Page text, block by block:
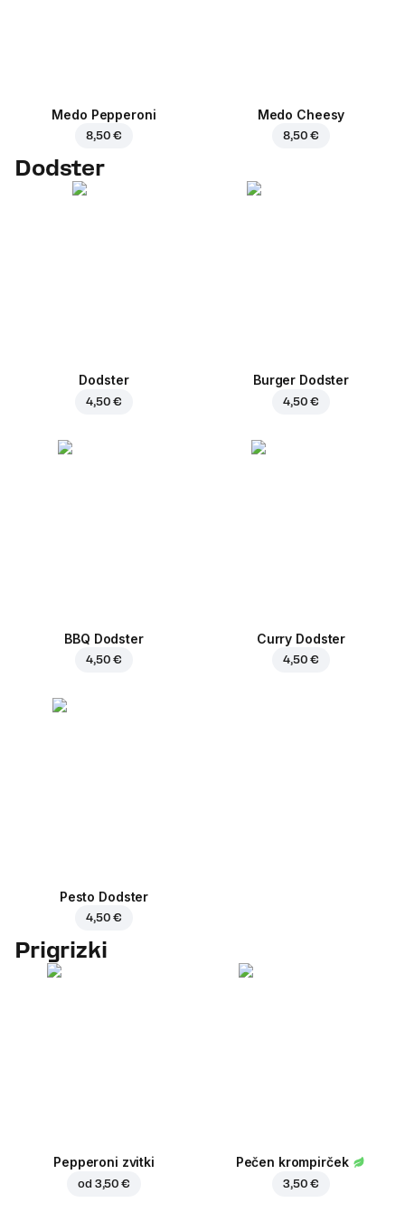
Medo Pepperoni
8,50 €
Medo Cheesy
8,50 €
Dodster
Dodster
4,50 €
Burger Dodster
4,50 €
BBQ Dodster
4,50 €
Curry Dodster
4,50 €
Pesto Dodster
4,50 €
Prigrizki
Pepperoni zvitki
od 3,50 €
Pečen krompirček
3,50 €